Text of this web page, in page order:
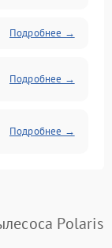
Подробнее →
Подробнее →
Подробнее →
Подробнее →Polaris